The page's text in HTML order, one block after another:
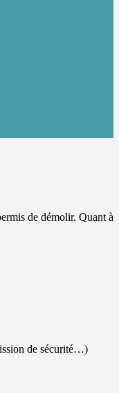
de démolir. Quant à
de sécurité…)